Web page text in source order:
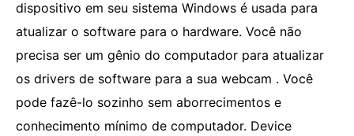
dispositivo em seu sistema Windows é usada para
atualizar o software para o hardware. Você não
precisa ser um gênio do computador para atualizar
os drivers de software para a sua webcam . Você
pode fazê-lo sozinho sem aborrecimentos e
conhecimento mínimo de computador. Device